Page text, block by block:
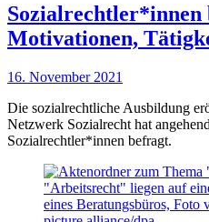
Sozialrechtler*innen
Motivationen,
16. November 2021
Die sozialrechtliche Ausbildung
Netzwerk Sozialrecht hat
Sozialrechtler*innen befragt.